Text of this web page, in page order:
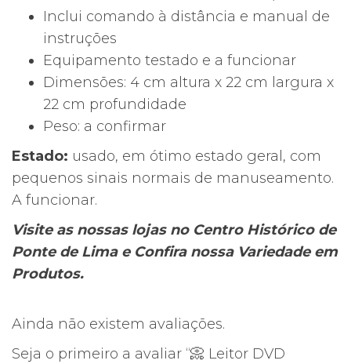
Inclui comando à distância e manual de
instruções
Equipamento testado e a funcionar
Dimensões: 4 cm altura x 22 cm largura x
22 cm profundidade
Peso: a confirmar
Estado: usado, em ótimo estado geral, com
pequenos sinais normais de manuseamento.
A funcionar.
Visite as nossas lojas no Centro Histórico de
Ponte de Lima e Confira nossa Variedade em
Produtos.
Ainda não existem avaliações.
Seja o primeiro a avaliar “📀 Leitor DVD